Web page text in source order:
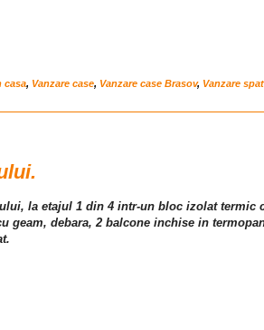
casa, Vanzare case, Vanzare case Brasov, Vanzare
la etajul 1 din 4 intr-un bloc izolat termic
debara, 2 balcone inchise in